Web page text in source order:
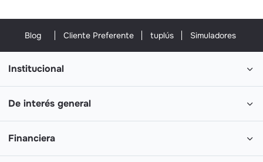
Blog Cliente Preferente tuplús Simuladores
Institucional
De interés general
Financiera